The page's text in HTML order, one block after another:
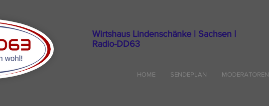
Wirtshaus Lindenschänke | Sachsen |
Radio-DD63
HOME SENDEPLAN MODERATOREN